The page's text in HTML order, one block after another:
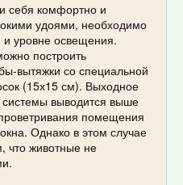
себя комфортно и
удоями, необходимо
и уровне освещения.
построить
вытяжки со специальной
(15х15 см). Выходное
системы выводится выше
помещения
Однако в этом случае
что животные не